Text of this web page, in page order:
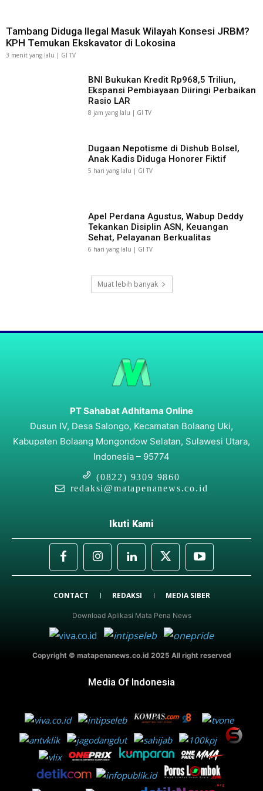
Tambang Diduga Ilegal Masuk Wilayah Konsesi JRBM?
KPH Temukan Ekskavator di Lokosina
3 menit yang lalu | GI TV
BNI Bukukan Kredit Rp968,5 Triliun,
Ekspansi Pembiayaan Diiringi Perbaikan
Rasio LAR
8 jam yang lalu | GI TV
Dugaan Nepotisme di Dishub Bolsel,
Anak Kadis Diduga Honorer Fiktif
5 hari yang lalu | GI TV
Apel Perdana Agustus, Wabup Deddy
Tekankan Disiplin ASN, Keuangan
Sehat, Pelayanan Berkualitas
6 hari yang lalu | GI TV
Muat lebih banyak
PT Sahabat Adhitama Online
Dusun IV, Desa Salongo, Kecamatan Bolaang Uki,
Kabupaten Bolaang Mongondow Selatan, Sulawesi Utara,
Indonesia – 95774
(0822) 9309 9860
redaksi@matapenanews.co.id
Ikuti Kami
CONTACT REDAKSI MEDIA SIBER
Download Aplikasi Mata Pena News
Copyright © matapenanews.co.id 2025 All right reserved
Media Of Indonesia